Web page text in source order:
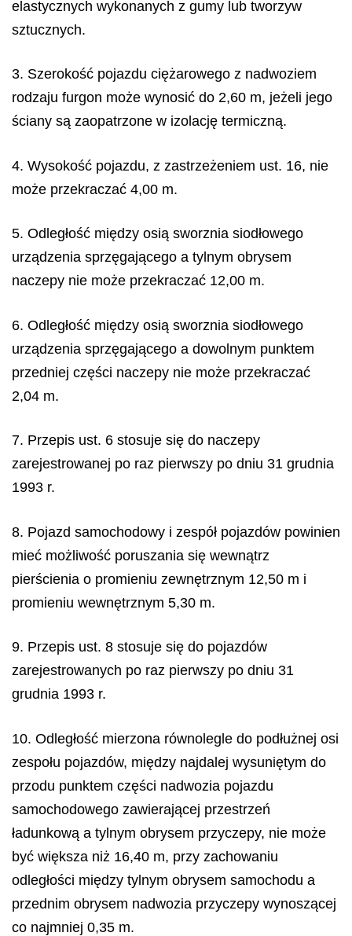
elastycznych wykonanych z gumy lub tworzyw
sztucznych.
3. Szerokość pojazdu ciężarowego z nadwoziem
rodzaju furgon może wynosić do 2,60 m, jeżeli jego
ściany są zaopatrzone w izolację termiczną.
4. Wysokość pojazdu, z zastrzeżeniem ust. 16, nie
może przekraczać 4,00 m.
5. Odległość między osią sworznia siodłowego
urządzenia sprzęgającego a tylnym obrysem
naczepy nie może przekraczać 12,00 m.
6. Odległość między osią sworznia siodłowego
urządzenia sprzęgającego a dowolnym punktem
przedniej części naczepy nie może przekraczać
2,04 m.
7. Przepis ust. 6 stosuje się do naczepy
zarejestrowanej po raz pierwszy po dniu 31 grudnia
1993 r.
8. Pojazd samochodowy i zespół pojazdów powinien
mieć możliwość poruszania się wewnątrz
pierścienia o promieniu zewnętrznym 12,50 m i
promieniu wewnętrznym 5,30 m.
9. Przepis ust. 8 stosuje się do pojazdów
zarejestrowanych po raz pierwszy po dniu 31
grudnia 1993 r.
10. Odległość mierzona równolegle do podłużnej osi
zespołu pojazdów, między najdalej wysuniętym do
przodu punktem części nadwozia pojazdu
samochodowego zawierającej przestrzeń
ładunkową a tylnym obrysem przyczepy, nie może
być większa niż 16,40 m, przy zachowaniu
odległości między tylnym obrysem samochodu a
przednim obrysem nadwozia przyczepy wynoszącej
co najmniej 0,35 m.